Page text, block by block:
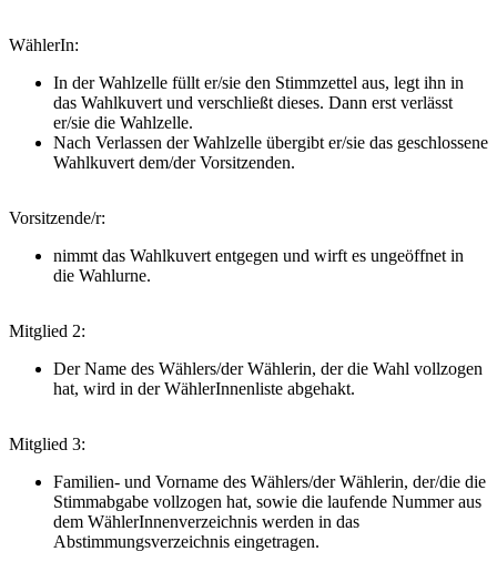
WählerIn:
In der Wahlzelle füllt er/sie den Stimmzettel aus, legt ihn in
das Wahlkuvert und verschließt dieses. Dann erst verlässt
er/sie die Wahlzelle.
Nach Verlassen der Wahlzelle übergibt er/sie das geschlossene
Wahlkuvert dem/der Vorsitzenden.
Vorsitzende/r:
nimmt das Wahlkuvert entgegen und wirft es ungeöffnet in
die Wahlurne.
Mitglied 2:
Der Name des Wählers/der Wählerin, der die Wahl vollzogen
hat, wird in der WählerInnenliste abgehakt.
Mitglied 3:
Familien- und Vorname des Wählers/der Wählerin, der/die die
Stimmabgabe vollzogen hat, sowie die laufende Nummer aus
dem WählerInnenverzeichnis werden in das
Abstimmungsverzeichnis eingetragen.